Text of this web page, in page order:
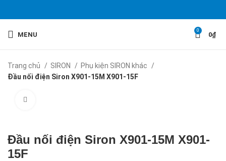
MENU
0
0₫
Trang chủ SIRON
Phụ kiện SIRON khác
Đầu nối điện Siron X901-15M X901-15F
Đầu nối điện Siron X901-15M X901-
15F